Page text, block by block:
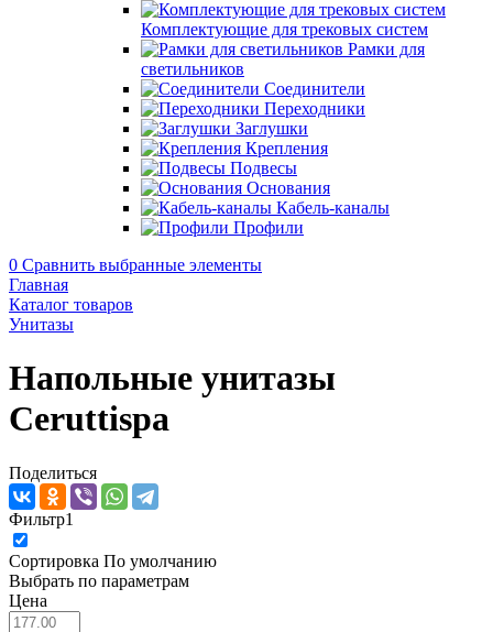
Комплектующие для трековых систем
Рамки для
светильников
Соединители
Переходники
Заглушки
Крепления
Подвесы
Основания
Кабель-каналы
Профили
0 Сравнить выбранные элементы
Главная
Каталог товаров
Унитазы
Напольные унитазы
Ceruttispa
Поделиться
Фильтр1
Сортировка По умолчанию
Выбрать по параметрам
Цена